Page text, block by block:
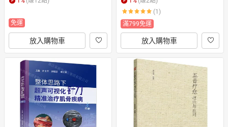
免運
放入購物車
(1)
滿799免運
放入購物車